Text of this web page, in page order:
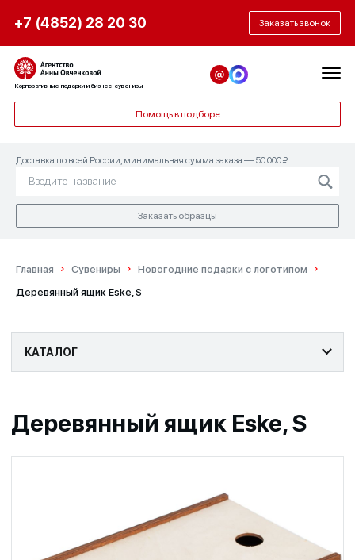
+7 (4852) 28 20 30 Заказать звонок
Корпоративные подарки и бизнес-сувениры
Помощь в подборе
Доставка по всей России, минимальная сумма заказа — 50 000 ₽
Заказать образцы
Главная Сувениры
Новогодние подарки с логотипом
Деревянный ящик Eske, S
КАТАЛОГ
Деревянный ящик Eske, S